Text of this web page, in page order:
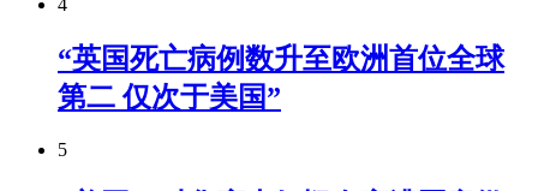
“英国死亡病例数升至欧洲首位全球
第二 仅次于美国”
5